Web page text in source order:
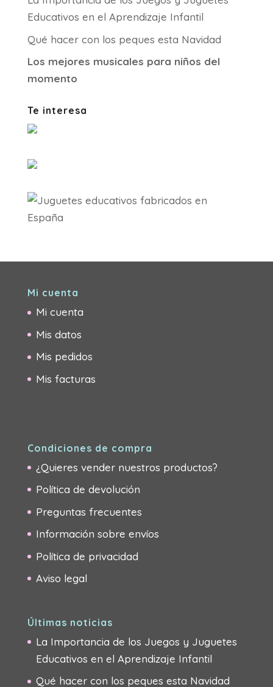
Educativos en el Aprendizaje Infantil
Qué hacer con los peques esta Navidad
Los mejores musicales para niños del
momento
Te interesa
Mi cuenta
Mi cuenta
Mis datos
Mis pedidos
Mis facturas
Condiciones de compra
¿Quieres vender nuestros productos?
Política de devolución
Preguntas frecuentes
Información sobre envíos
Política de privacidad
Aviso legal
Últimas noticias
La Importancia de los Juegos y Juguetes
Educativos en el Aprendizaje Infantil
Qué hacer con los peques esta Navidad